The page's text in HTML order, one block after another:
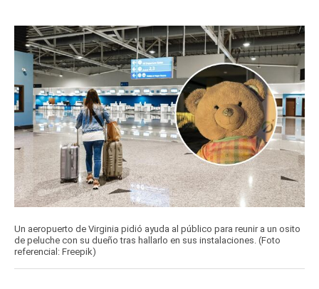
Un aeropuerto de Virginia pidió ayuda al público para reunir a un osito
de peluche con su dueño tras hallarlo en sus instalaciones. (Foto
referencial: Freepik)